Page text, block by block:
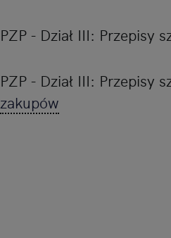
PZP - Dział III: Przepisy
PZP - Dział III: Przepisy
zakupów